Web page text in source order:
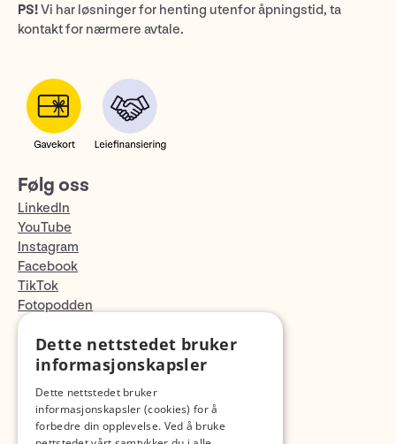
PS!Vi har løsninger for henting utenfor åpningstid, ta
kontakt for nærmere avtale.
Følg oss
LinkedIn
YouTube
Instagram
Facebook
TikTok
Fotopodden
Med forbehold om skrive- og lagerfeil
Dette nettstedet bruker
informasjonskapsler
Dette nettstedet bruker
informasjonskapsler (cookies) for å
forbedre din opplevelse. Ved å bruke